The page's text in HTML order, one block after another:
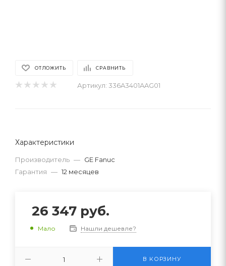
ОТЛОЖИТЬ СРАВНИТЬ
Артикул: 336A3401AAG01
Характеристики
Производитель — GE Fanuc
Гарантия — 12 месяцев
26 347 руб.
Мало Нашли дешевле?
В КОРЗИНУ